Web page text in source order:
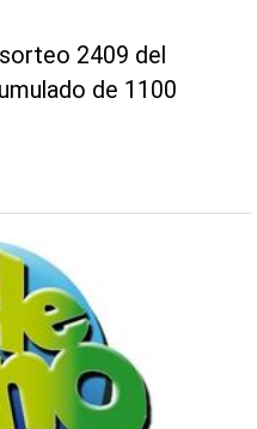
2409 del
de 1100